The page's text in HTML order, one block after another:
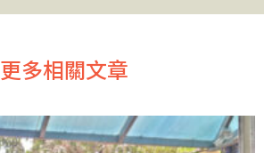
更多相關文章